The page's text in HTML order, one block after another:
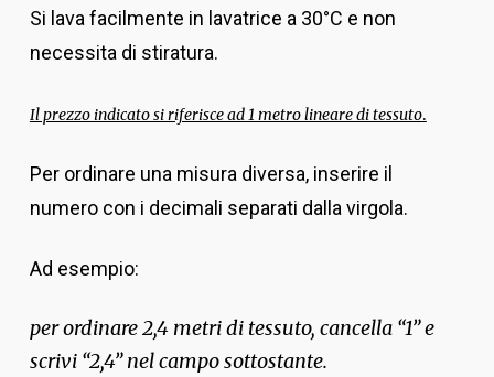
Si lava facilmente in lavatrice a 30°C e non
necessita di stiratura.
Il prezzo indicato si riferisce ad 1 metro lineare di tessuto.
Per ordinare una misura diversa, inserire il
numero con i decimali separati dalla virgola.
Ad esempio:
per ordinare 2,4 metri di tessuto, cancella “1” e
scrivi “2,4” nel campo sottostante.